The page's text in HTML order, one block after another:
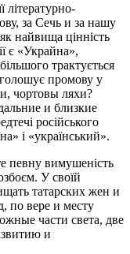
літературно-
за Сечь и за нашу
найвища цінність
є «Украйна»,
трактується
промову у
чортовы ляхи?
и близкие
російського
і «український».
певну вимушеність
У своїй
татарских жен и
по вере и месту
части света, две
и